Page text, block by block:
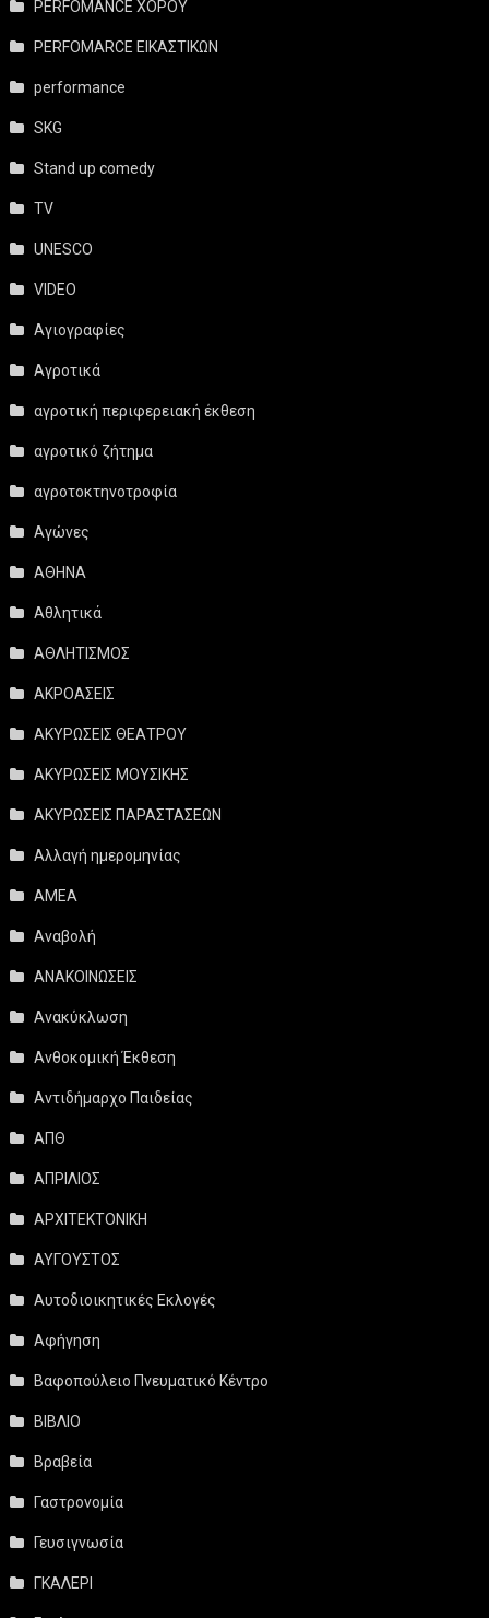
PERFOMANCE ΧΟΡΟΥ
PERFOMARCE ΕΙΚΑΣΤΙΚΩΝ
performance
SKG
Stand up comedy
TV
UNESCO
VIDEO
Αγιογραφίες
Αγροτικά
αγροτική περιφερειακή έκθεση
αγροτικό ζήτημα
αγροτοκτηνοτροφία
Αγώνες
ΑΘΗΝΑ
Αθλητικά
ΑΘΛΗΤΙΣΜΟΣ
ΑΚΡΟΑΣΕΙΣ
ΑΚΥΡΩΣΕΙΣ ΘΕΑΤΡΟΥ
ΑΚΥΡΩΣΕΙΣ ΜΟΥΣΙΚΗΣ
ΑΚΥΡΩΣΕΙΣ ΠΑΡΑΣΤΑΣΕΩΝ
Αλλαγή ημερομηνίας
ΑΜΕΑ
Αναβολή
ΑΝΑΚΟΙΝΩΣΕΙΣ
Ανακύκλωση
Ανθοκομική Έκθεση
Αντιδήμαρχο Παιδείας
ΑΠΘ
ΑΠΡΙΛΙΟΣ
ΑΡΧΙΤΕΚΤΟΝΙΚΗ
ΑΥΓΟΥΣΤΟΣ
Αυτοδιοικητικές Εκλογές
Αφήγηση
Βαφοπούλειο Πνευματικό Κέντρο
ΒΙΒΛΙΟ
Βραβεία
Γαστρονομία
Γευσιγνωσία
ΓΚΑΛΕΡΙ